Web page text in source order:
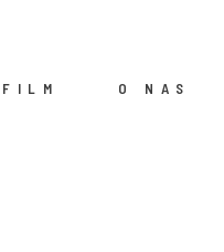
FILM O NAS